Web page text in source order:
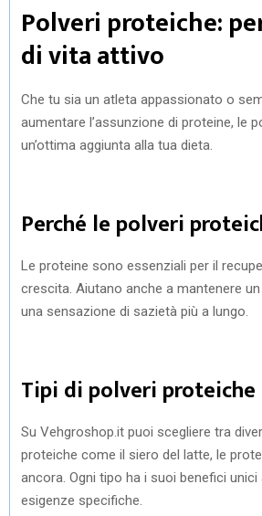
Polveri proteiche:
di vita attivo
Che tu sia un atleta appassionato o
aumentare l’assunzione di proteine, le
un’ottima aggiunta alla tua dieta.
Perché le polveri
Le proteine sono essenziali per il
crescita. Aiutano anche a mantenere
una sensazione di sazietà più a lungo.
Tipi di polveri proteiche
Su Vehgroshop.it puoi scegliere tra
proteiche come il siero del latte, le
ancora. Ogni tipo ha i suoi benefici
esigenze specifiche.